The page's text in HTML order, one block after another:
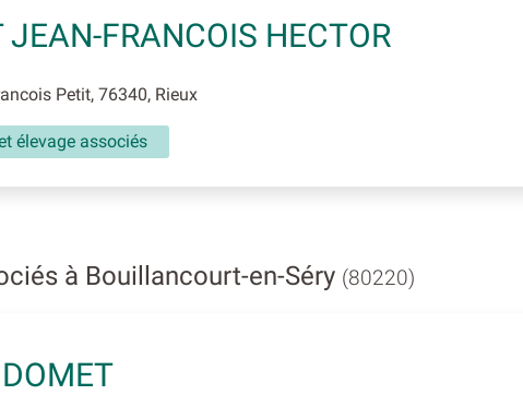
JEAN-FRANCOIS HECTOR
Petit, 76340, Rieux
élevage associés
à Bouillancourt-en-Séry (80220)